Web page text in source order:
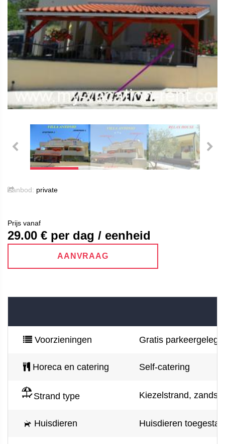
Aanbod: private
Prijs vanaf
29.00 € per dag / eenheid
AANVRAAG
Voorzieningen Gratis
Horeca en catering Self-catering
Strand type Kiezelstrand,
Huisdieren Huisdieren